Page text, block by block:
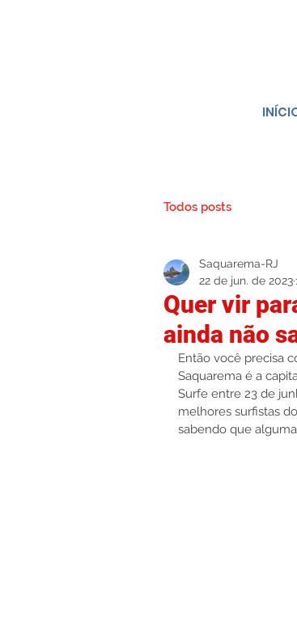
Todos posts
Quer vir
ainda não
Saquarema-RJ
22 de jun. de 2023
Então você precisa
Saquarema é a
Surfe entre 23 de
melhores surfistas
sabendo que